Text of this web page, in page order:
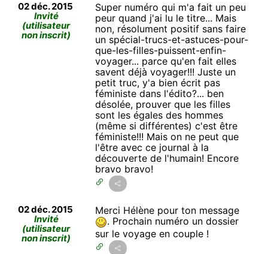
02 déc. 2015
Invité
(utilisateur
non inscrit)
Super numéro qui m'a fait un peu
peur quand j'ai lu le titre... Mais
non, résolument positif sans faire
un spécial-trucs-et-astuces-pour-
que-les-filles-puissent-enfin-
voyager... parce qu'en fait elles
savent déjà voyager!!! Juste un
petit truc, y'a bien écrit pas
féministe dans l'édito?... ben
désolée, prouver que les filles
sont les égales des hommes
(même si différentes) c'est être
féministe!!! Mais on ne peut que
l'être avec ce journal à la
découverte de l'humain! Encore
bravo bravo!
02 déc. 2015
Invité
(utilisateur
non inscrit)
Merci Hélène pour ton message
. Prochain numéro un dossier
sur le voyage en couple !